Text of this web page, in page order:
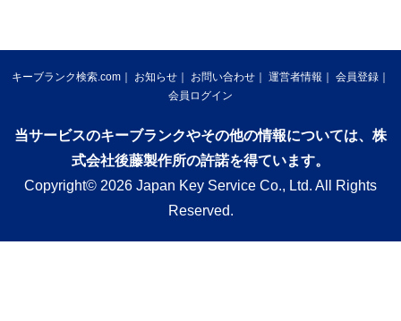
キーブランク検索.com お知らせ お問い合わせ 運営者情報
会員登録
会員ログイン
当サービスのキーブランクやその他の情報については、株
式会社後藤製作所の許諾を得ています。
Copyright© 2026 Japan Key Service Co., Ltd. All Rights
Reserved.